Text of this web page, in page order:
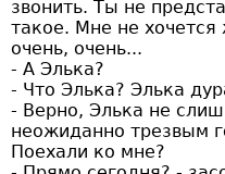
звонить. Ты не
такое. Мне не
очень, очень...
- А Элька?
- Что Элька? Элька
- Верно, Элька не
неожиданно трезвым
Поехали ко мне?